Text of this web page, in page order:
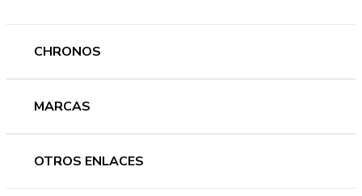
CHRONOS
Hombre
Ofertas
MARCAS
Versace
OTROS ENLACES